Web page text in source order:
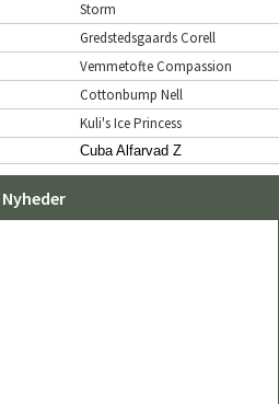
Storm
Gredstedsgaards Corell
Vemmetofte Compassion
Cottonbump Nell
Kuli's Ice Princess
Cuba Alfarvad Z
Nyheder